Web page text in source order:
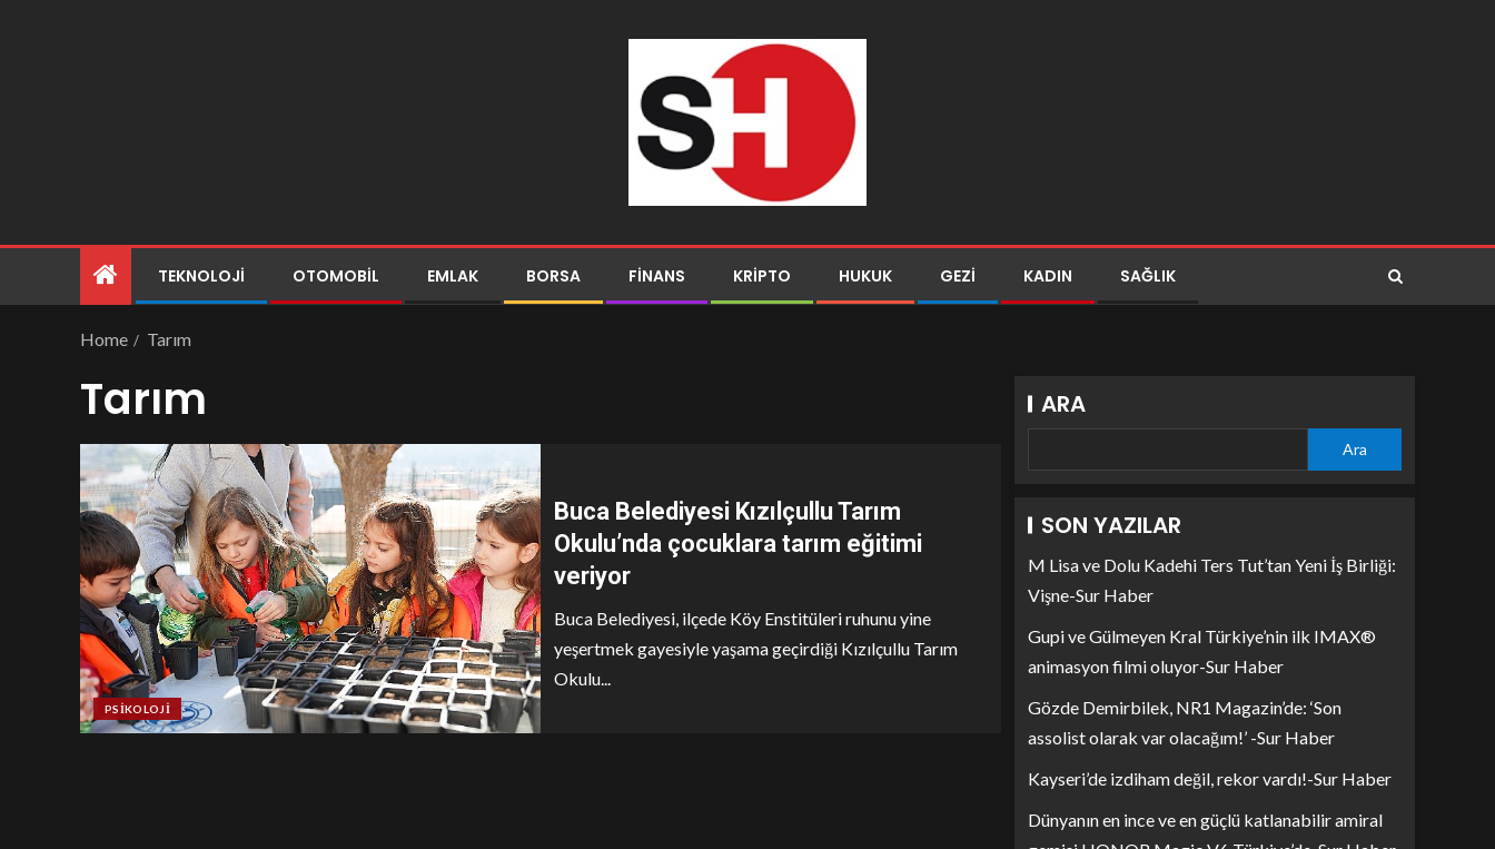
TEKNOLOJI OTOMOBIL EMLAK BORSA FINANS KRIPTO HUKUK GEZI KADIN SAĞLIK
Home Tarım
Tarım
PSIKOLOJI
Buca Belediyesi Kızılçullu Tarım
Okulu’nda çocuklara tarım eğitimi
veriyor
Buca Belediyesi, ilçede Köy Enstitüleri ruhunu yine
yeşertmek gayesiyle yaşama geçirdiği Kızılçullu Tarım
Okulu...
ARA
Ara
SON YAZILAR
M Lisa ve Dolu Kadehi Ters Tut’tan Yeni İş Birliği:
Vişne-Sur Haber
Gupi ve Gülmeyen Kral Türkiye’nin ilk IMAX®
animasyon filmi oluyor-Sur Haber
Gözde Demirbilek, NR1 Magazin’de: ‘Son
assolist olarak var olacağım!’ -Sur Haber
Kayseri’de izdiham değil, rekor vardı!-Sur Haber
Dünyanın en ince ve en güçlü katlanabilir amiral